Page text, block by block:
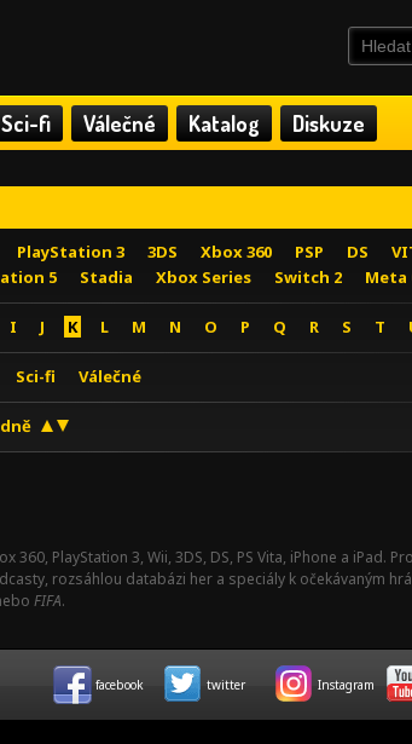
Sci-fi Válečné Katalog Diskuze
PlayStation 3 3DS Xbox 360 PSP DS
5 Stadia Xbox Series Switch 2 Meta
I J K L M N O P Q R S T
Sci-fi Válečné
360, PlayStation 3, Wii, 3DS, DS, PS Vita, iPhone a iPad.
rozsáhlou databázi her a speciály k očekávaným
FIFA.
facebook twitter Instagram